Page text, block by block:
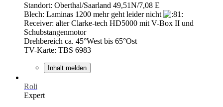
Standort: Oberthal/Saarland 49,51N/7,08 E
Blech: Laminas 1200 mehr geht leider nicht
Receiver: alter Clarke-tech HD5000 mit V-Box II und
Schubstangenmotor
Drehbereich ca. 45°West bis 65°Ost
TV-Karte: TBS 6983
Inhalt melden
Roli
Expert